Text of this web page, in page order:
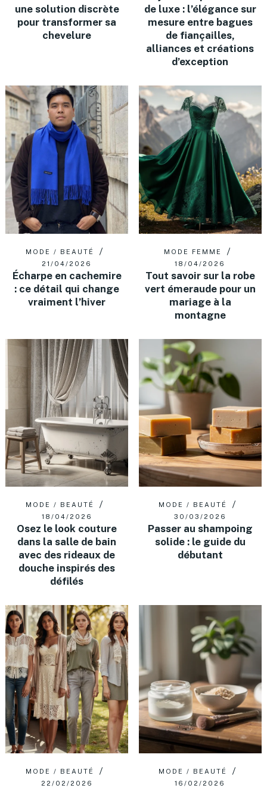
une solution discrète
pour transformer sa
chevelure
de luxe : l’élégance sur
mesure entre bagues
de fiançailles,
alliances et créations
d’exception
MODE / BEAUTÉ
21/04/2026
Écharpe en cachemire
: ce détail qui change
vraiment l’hiver
MODE FEMME
18/04/2026
Tout savoir sur la robe
vert émeraude pour un
mariage à la
montagne
MODE / BEAUTÉ
18/04/2026
Osez le look couture
dans la salle de bain
avec des rideaux de
douche inspirés des
défilés
MODE / BEAUTÉ
30/03/2026
Passer au shampoing
solide : le guide du
débutant
MODE / BEAUTÉ
22/02/2026
MODE / BEAUTÉ
16/02/2026